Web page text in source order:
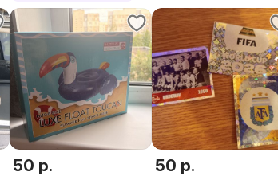
50 р. 50 р.